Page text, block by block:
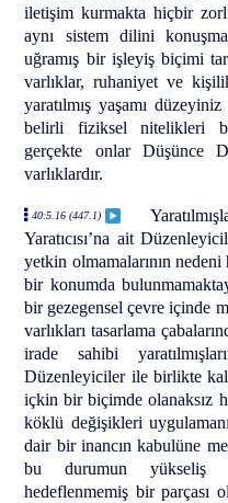
iletişim kurmakta hiçbir
aynı sistem dilini
uğramış bir işleyiş biçimi
varlıklar, ruhaniyet ve
yaratılmış yaşamı
belirli fiziksel nitelikleri
gerçekte onlar Düşünce
varlıklardır.
40:5.16 (447.1)
Yaratıcısı’na ait
yetkin olmamalarının
bir konumda
bir gezegensel çevre içinde
varlıkları tasarlama
irade sahibi
Düzenleyiciler ile birlikte
içkin bir biçimde olanaksız
köklü değişikleri
dair bir inancın kabulüne
bu durumun yükseliş
hedeflenmemiş bir parçası